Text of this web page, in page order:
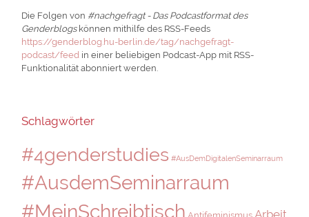
Die Folgen von #nachgefragt - Das Podcastformat des
Genderblogskönnen mithilfe des RSS-Feeds
https://genderblog.hu-berlin.de/tag/nachgefragt-
podcast/feed in einer beliebigen Podcast-App mit RSS-
Funktionalität abonniert werden.
Schlagwörter
#4genderstudies #AusDemDigitalenSeminarraum
#AusdemSeminarraum
#MeinSchreibtisch Arbeit